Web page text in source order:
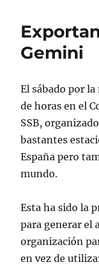
Gemini
El sábado por
de horas en el
SSB,
bastantes
España pero
mundo.
Esta ha sido la
para generar el
organización
en vez de